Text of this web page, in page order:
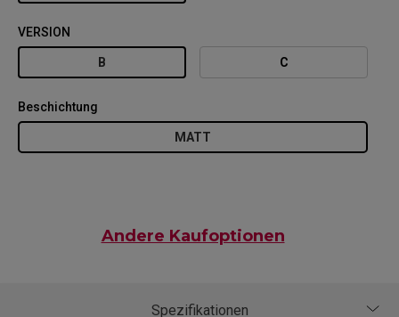
VERSION
B C
Beschichtung
MATT
Andere Kaufoptionen